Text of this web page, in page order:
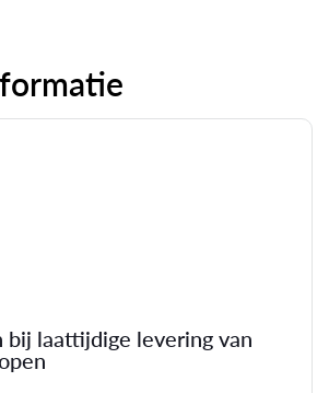
bij laattijdige levering van